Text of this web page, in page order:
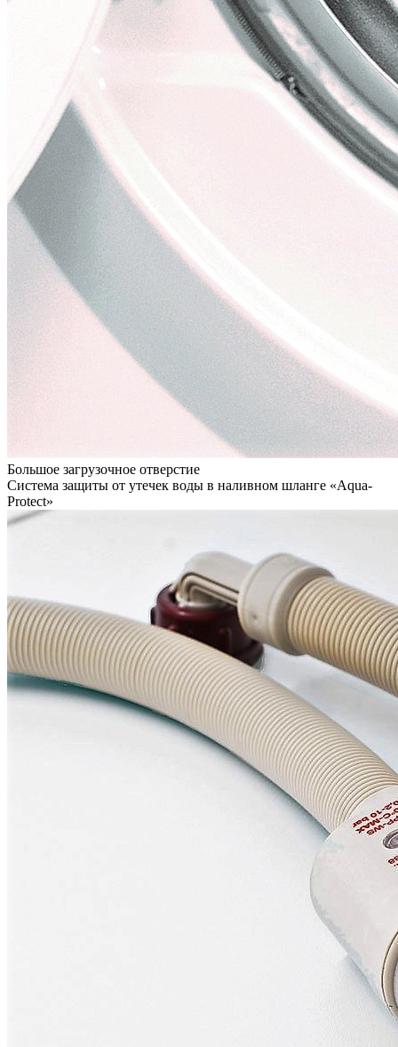
Большое загрузочное отверстие
Система защиты от утечек воды в наливном шланге «Aqua-
Protect»